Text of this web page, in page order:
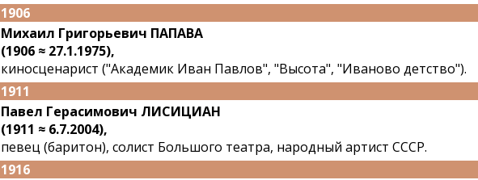
1906
Михаил Григорьевич ПАПАВА
(1906 ≈ 27.1.1975),
киносценарист ("Академик Иван Павлов", "Высота", "Иваново детство").
1911
Павел Герасимович ЛИСИЦИАН
(1911 ≈ 6.7.2004),
певец (баритон), солист Большого театра, народный артист СССР.
1916